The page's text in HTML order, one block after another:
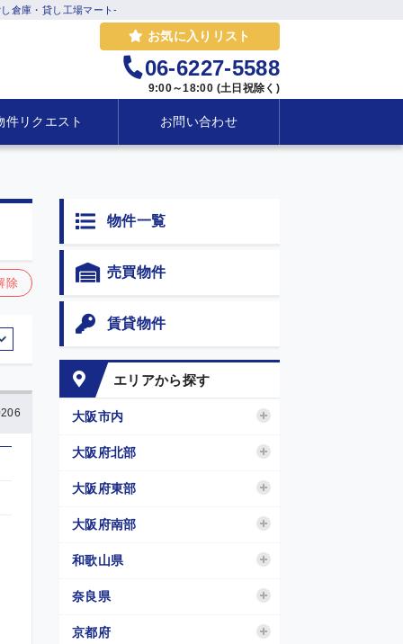
倉庫・貸し工場マート-
お気に入りリスト
06-6227-5588
9:00～18:00 (土日祝除く)
件リクエスト お問い合わせ
除
物件一覧
売買物件
賃貸物件
エリアから探す
大阪市内
大阪府北部
大阪府東部
大阪府南部
和歌山県
奈良県
京都府